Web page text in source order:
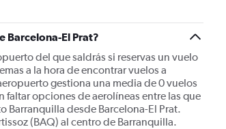
Y
axis
displaying
values.
Range:
0
to
1800.
Barcelona-El Prat?
del que saldrás si reservas un vuelo
a la hora de encontrar vuelos a
gestiona una media de 0 vuelos
opciones de aerolíneas entre las que
Barranquilla desde Barcelona-El Prat.
(BAQ) al centro de Barranquilla.